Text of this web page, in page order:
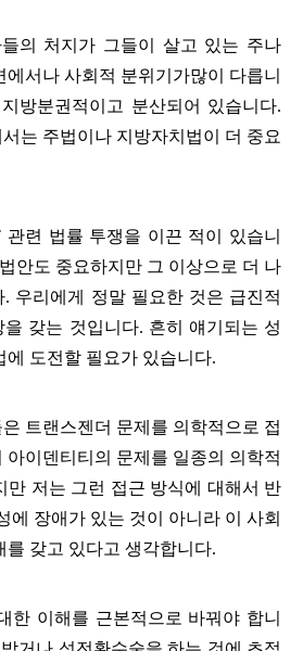
의 처지가 그들이 살고 있는 주나
서나 사회적 분위기가많이 다릅니
방분권적이고 분산되어 있습니다.
는 주법이나 지방자치법이 더 중요
련 법률 투쟁을 이끈 적이 있습니
안도 중요하지만 그 이상으로 더 나
우리에게 정말 필요한 것은 급진적
갖는 것입니다. 흔히 얘기되는 성
에 도전할 필요가 있습니다.
트랜스젠더 문제를 의학적으로 접
아이덴티티의 문제를 일종의 의학적
만 저는 그런 접근 방식에 대해서 반
에 장애가 있는 것이 아니라 이 사회
를 갖고 있다고 생각합니다.
한 이해를 근본적으로 바꿔야 합니